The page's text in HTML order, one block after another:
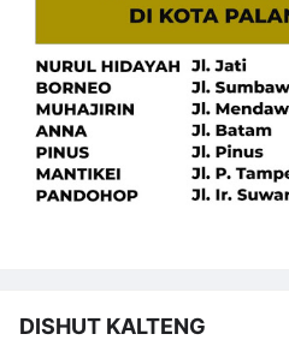
DISHUT KALTENG